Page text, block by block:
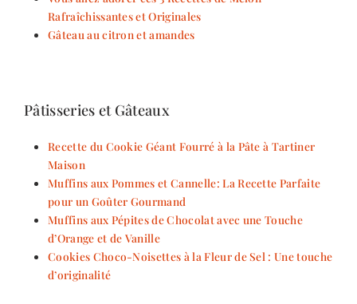
Rafraîchissantes et Originales
Gâteau au citron et amandes
Pâtisseries et Gâteaux
Recette du Cookie Géant Fourré à la Pâte à Tartiner
Maison
Muffins aux Pommes et Cannelle: La Recette Parfaite
pour un Goûter Gourmand
Muffins aux Pépites de Chocolat avec une Touche
d’Orange et de Vanille
Cookies Choco-Noisettes à la Fleur de Sel : Une touche
d’originalité